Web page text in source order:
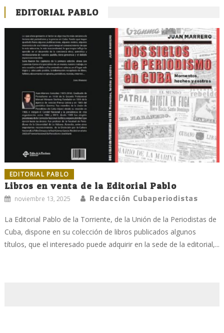
EDITORIAL PABLO
EDITORIAL PABLO
Libros en venta de la Editorial Pablo
noviembre 13, 2025 Redacción Cubaperiodistas
La Editorial Pablo de la Torriente, de la Unión de la Periodistas de
Cuba, dispone en su colección de libros publicados algunos
títulos, que el interesado puede adquirir en la sede de la editorial,...